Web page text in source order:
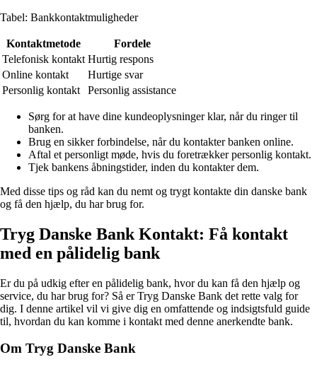
Tabel: Bankkontaktmuligheder
Kontaktmetode
Fordele
Telefonisk kontakt Hurtig respons
Online kontakt
Hurtige svar
Personlig kontakt
Personlig assistance
Sørg for at have dine kundeoplysninger klar, når du ringer til
banken.
Brug en sikker forbindelse, når du kontakter banken online.
Aftal et personligt møde, hvis du foretrækker personlig kontakt.
Tjek bankens åbningstider, inden du kontakter dem.
Med disse tips og råd kan du nemt og trygt kontakte din danske bank
og få den hjælp, du har brug for.
Tryg Danske Bank Kontakt: Få kontakt
med en pålidelig bank
Er du på udkig efter en pålidelig bank, hvor du kan få den hjælp og
service, du har brug for? Så er Tryg Danske Bank det rette valg for
dig. I denne artikel vil vi give dig en omfattende og indsigtsfuld guide
til, hvordan du kan komme i kontakt med denne anerkendte bank.
Om Tryg Danske Bank